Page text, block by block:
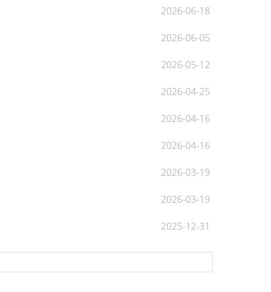
2026-06-18
2026-06-05
2026-05-12
2026-04-25
2026-04-16
2026-04-16
2026-03-19
2026-03-19
2025-12-31